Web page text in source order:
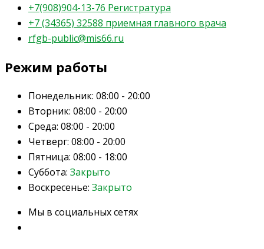
+7(908)904-13-76 Регистратура
+7 (34365) 32588 приемная главного врача
rfgb-public@mis66.ru
Режим работы
Понедельник: 08:00 - 20:00
Вторник: 08:00 - 20:00
Среда: 08:00 - 20:00
Четверг: 08:00 - 20:00
Пятница: 08:00 - 18:00
Суббота: Закрыто
Воскресенье: Закрыто
Мы в социальных сетях